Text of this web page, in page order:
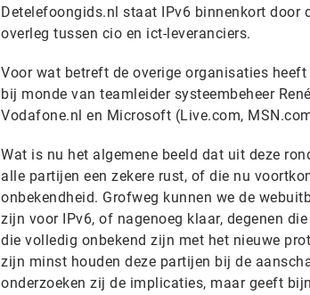
Detelefoongids.nl staat IPv6 binnenkort door
overleg tussen cio en ict-leveranciers.
Voor wat betreft de overige organisaties
bij monde van teamleider systeembeheer
Vodafone.nl en Microsoft (Live.com,
Wat is nu het algemene beeld dat uit deze
alle partijen een zekere rust, of die nu
onbekendheid. Grofweg kunnen we de
zijn voor IPv6, of nagenoeg klaar, degenen
die volledig onbekend zijn met het nieuwe
zijn minst houden deze partijen bij de
onderzoeken zij de implicaties, maar geeft